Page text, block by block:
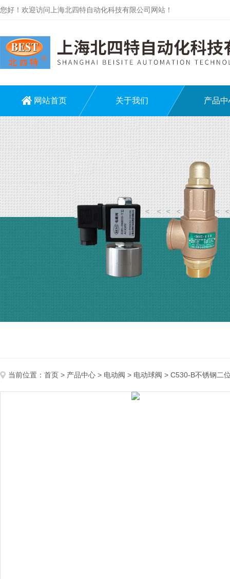
您好！欢迎访问上海北四特自动化科技有限公司网站！
网站首页 关于我们 产品中
当前位置： 首页 > 产品中心 > 电动阀 > 电动球阀 > C530-B不锈钢二